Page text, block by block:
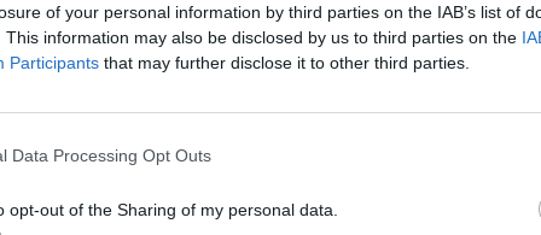
of your personal information by third parties on the IAB’s list of
This information may also be disclosed by us to third parties on the
Participants that may further disclose it to other third parties.
Data Processing Opt Outs
opt-out of the Sharing of my personal data.